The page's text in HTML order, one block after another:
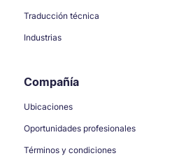
Traducción técnica
Industrias
Compañía
Ubicaciones
Oportunidades profesionales
Términos y condiciones